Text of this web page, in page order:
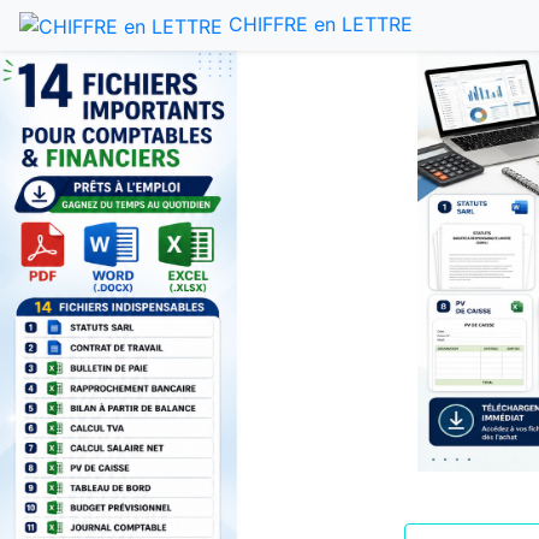
CHIFFRE en LETTRE